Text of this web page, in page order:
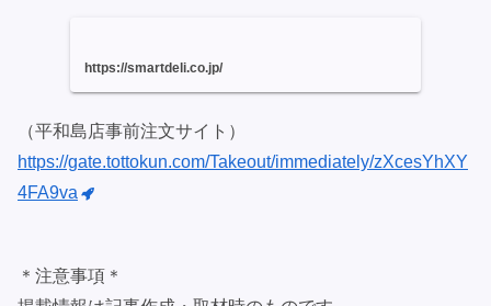
https://smartdeli.co.jp/
（平和島店事前注文サイト）
https://gate.tottokun.com/Takeout/immediately/zXcesYhXY
4FA9va
＊注意事項＊